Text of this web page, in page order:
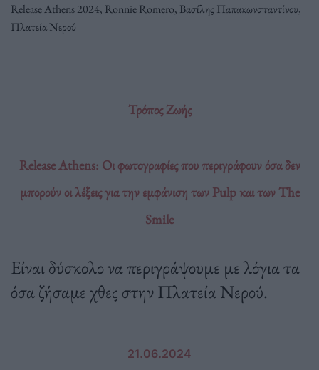
Release Athens 2024, Ronnie Romero, Βασίλης Παπακωνσταντίνου,
Πλατεία Νερού
Τρόπος Ζωής
Release Athens: Οι φωτογραφίες που περιγράφουν όσα δεν
μπορούν οι λέξεις για την εμφάνιση των Pulp και των The
Smile
Είναι δύσκολο να περιγράψουμε με λόγια τα
όσα ζήσαμε χθες στην Πλατεία Νερού.
21.06.2024